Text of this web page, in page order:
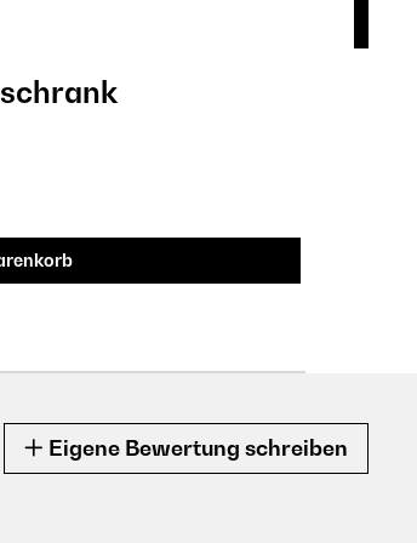
Eigene Bewertung schreiben